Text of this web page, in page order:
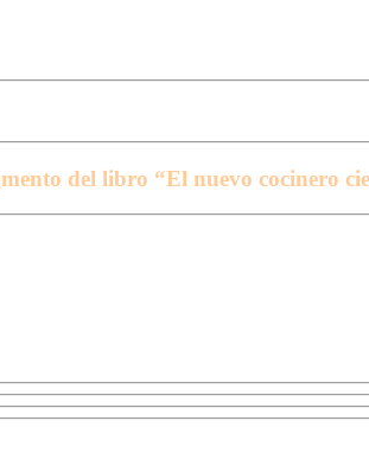
del libro “El nuevo cocinero